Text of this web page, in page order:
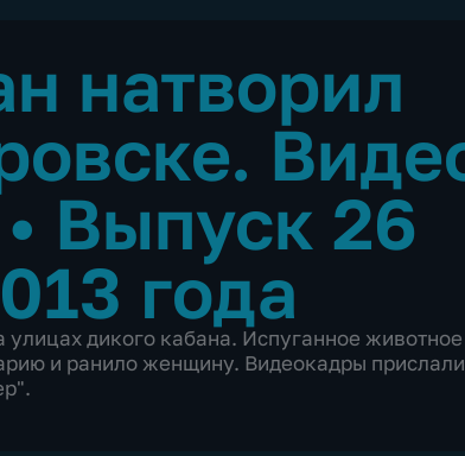
натворил
• Выпуск 26
года
дикого кабана. Испуганное животное
и ранило женщину. Видеокадры прислали